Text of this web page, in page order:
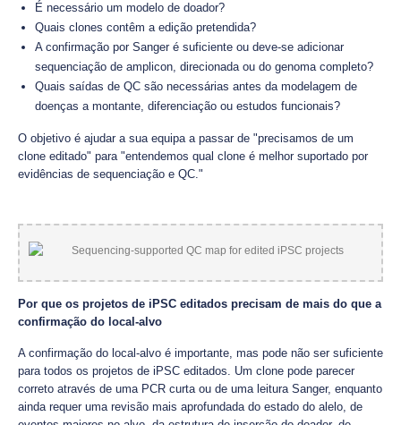
É necessário um modelo de doador?
Quais clones contêm a edição pretendida?
A confirmação por Sanger é suficiente ou deve-se adicionar
sequenciação de amplicon, direcionada ou do genoma completo?
Quais saídas de QC são necessárias antes da modelagem de
doenças a montante, diferenciação ou estudos funcionais?
O objetivo é ajudar a sua equipa a passar de "precisamos de um
clone editado" para "entendemos qual clone é melhor suportado por
evidências de sequenciação e QC."
Por que os projetos de iPSC editados precisam de mais do que a
confirmação do local-alvo
A confirmação do local-alvo é importante, mas pode não ser suficiente
para todos os projetos de iPSC editados. Um clone pode parecer
correto através de uma PCR curta ou de uma leitura Sanger, enquanto
ainda requer uma revisão mais aprofundada do estado do alelo, de